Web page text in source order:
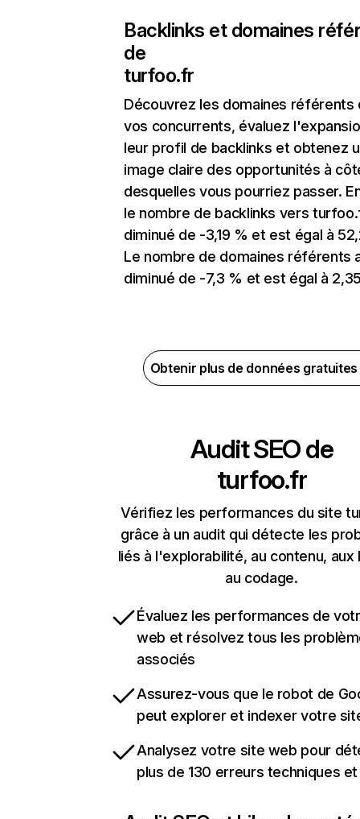
Backlinks et domaines
de
turfoo.fr
Découvrez les domaines référents
vos concurrents, évaluez
leur profil de backlinks et obtenez
image claire des opportunités à
desquelles vous pourriez passer.
le nombre de backlinks vers
diminué de -3,19 % et est égal à
Le nombre de domaines référents
diminué de -7,3 % et est égal à
Obtenir plus de données
Audit SEO de
turfoo.fr
Vérifiez les performances du site
grâce à un audit qui détecte les
liés à l'explorabilité, au contenu, aux
au codage.
Évaluez les performances de
web et résolvez tous les
associés
Assurez-vous que le robot de
peut explorer et indexer votre
Analysez votre site web pour
plus de 130 erreurs techniques et